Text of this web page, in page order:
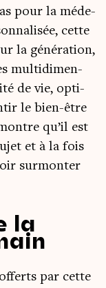
pour la méde­
cette
la géné­ra­tion,
mul­ti­di­men­
de vie, opti­
le bien-être
qu’il est
et à la fois
sur­mon­ter
la
par cette